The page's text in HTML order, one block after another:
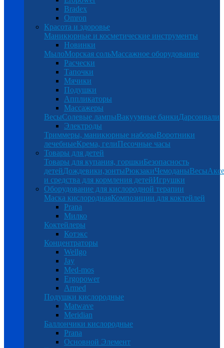
Bradex
Omron
Красота и здоровье
Маникюрные и косметические инструменты
Новинки
МылоМорская сольМассажное оборудование
Расчески
Тапочки
Мячики
Подушки
Аппликаторы
Массажеры
ВесыСолевые лампыВакуумные банкиДарсонвали
Электроды
Триммеры, маникюрные наборыВоротники
лечебныеКрема, гелиПесочные часы
Товары для детей
Товары для купания, горшкиБезопасность
детейДождевики,зонтыРюкзакиЧемоданыВесы
и средства для кормления детейИгрушки
Оборудование для кислородной терапии
Маска кислороднаяКомпозиции для коктейлей
Prana
Милко
Коктейлеры
Котэкс
Концентраторы
Wellgo
Jay
Med-mos
Ergopower
Armed
Подушки кислородные
Matwave
Meridian
Баллончики кислородные
Prana
Основной Элемент